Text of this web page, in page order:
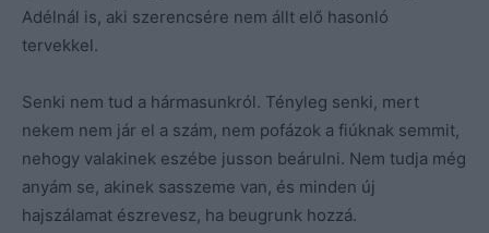
Adélnál is, aki szerencsére nem állt elő hasonló
tervekkel.
Senki nem tud a hármasunkról. Tényleg senki, mert
nekem nem jár el a szám, nem pofázok a fiúknak semmit,
nehogy valakinek eszébe jusson beárulni. Nem tudja még
anyám se, akinek sasszeme van, és minden új
hajszálamat észrevesz, ha beugrunk hozzá.